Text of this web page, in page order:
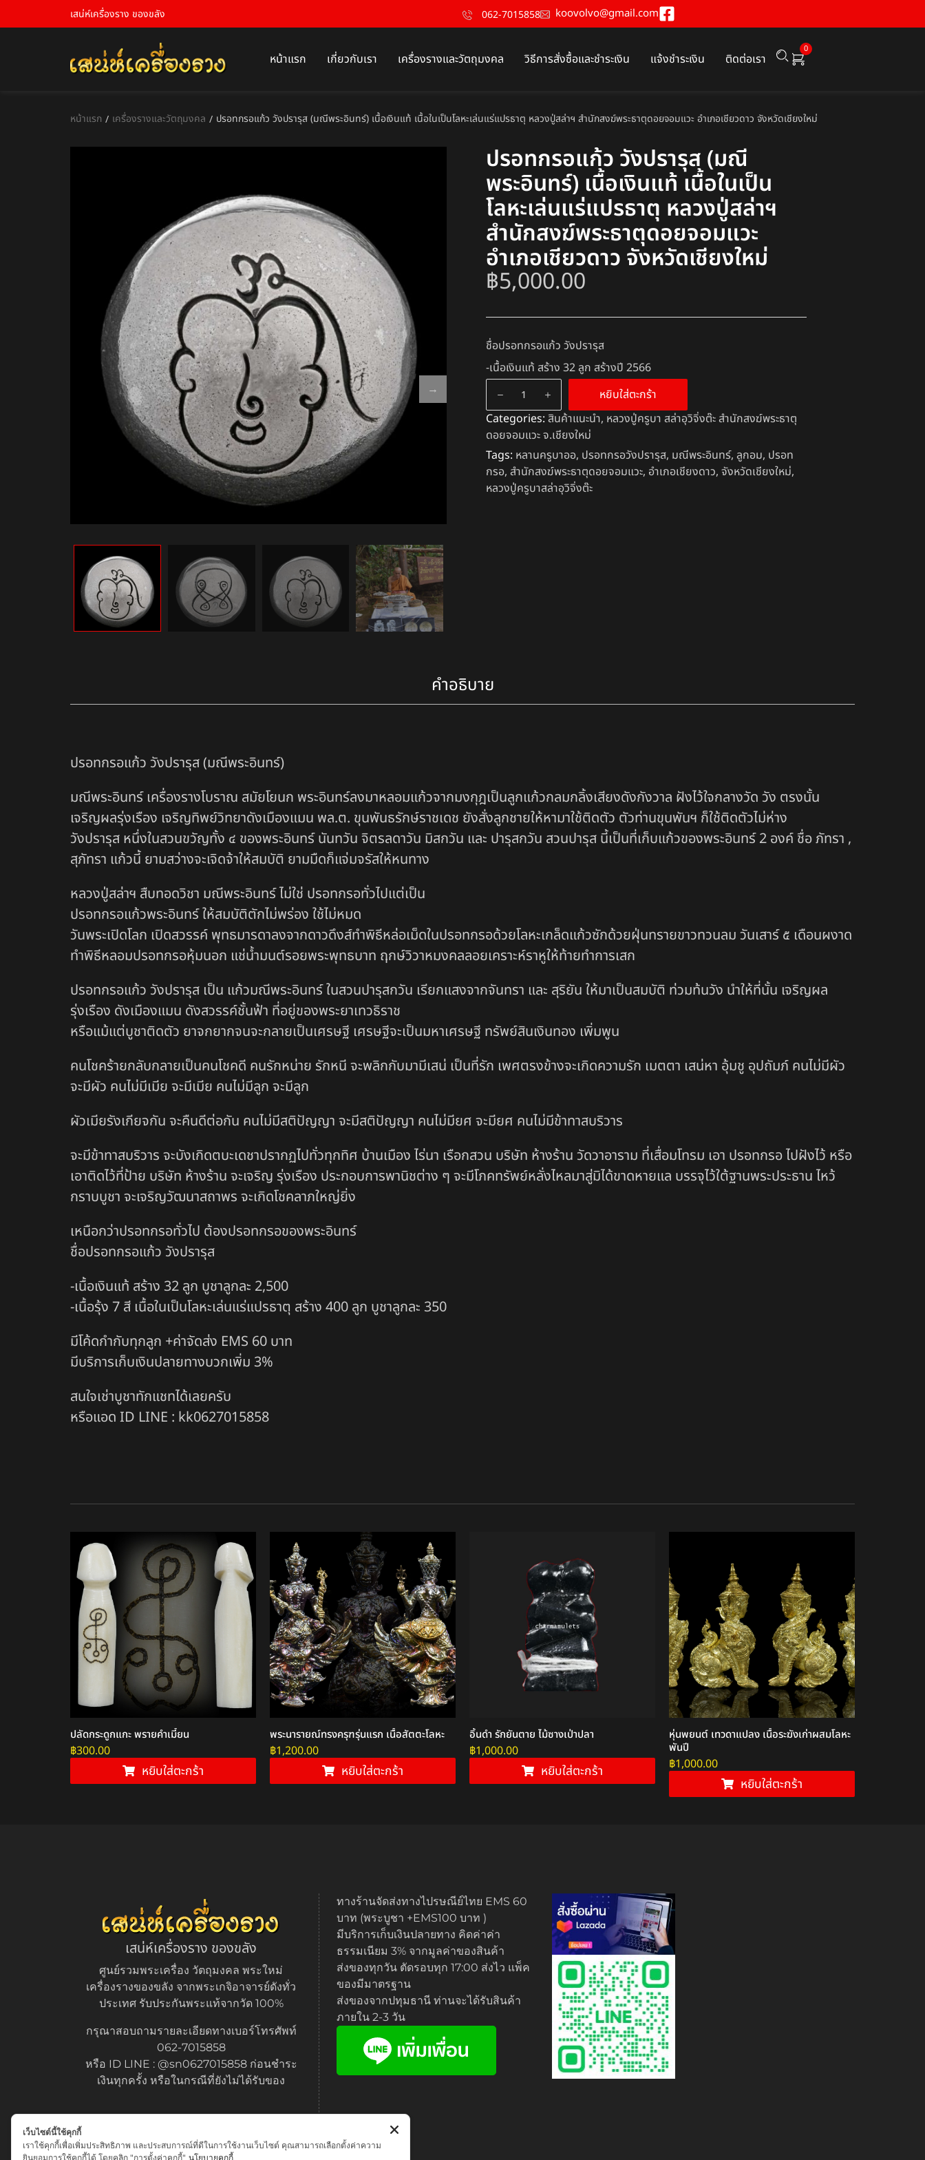
เสน่ห์เครื่องราง ของขลัง 062-7015858 koovolvo@gmail.com
หน้าแรก เกี่ยวกับเรา เครื่องรางและวัตถุมงคล วิธีการสั่งซื้อและชำระเงิน แจ้งชำระเงิน ติดต่อเรา
0
หน้าแรก / เครื่องรางและวัตถุมงคล / ปรอทกรอแก้ว วังปรารุส (มณีพระอินทร์) เนื้อเงินแท้ เนื้อในเป็นโลหะเล่นแร่แปรธาตุ หลวงปู่สล่าฯ สำนักสงฆ์พระธาตุดอยจอมแวะ อำเภอเชียวดาว จังหวัดเชียงใหม่
ปรอทกรอแก้ว วังปรารุส (มณี
พระอินทร์) เนื้อเงินแท้ เนื้อในเป็น
โลหะเล่นแร่แปรธาตุ หลวงปู่สล่าฯ
สำนักสงฆ์พระธาตุดอยจอมแวะ
อำเภอเชียวดาว จังหวัดเชียงใหม่
฿5,000.00
ชื่อปรอทกรอแก้ว วังปรารุส
-เนื้อเงินแท้ สร้าง 32 ลูก สร้างปี 2566
หยิบใส่ตะกร้า
Categories: สินค้าแนะนำ, หลวงปู่ครูบา สล่าอุวิจิ่งต๊ะ สำนักสงฆ์พระธาตุ
ดอยจอมแวะ จ.เชียงใหม่
Tags: หลานครูบาออ, ปรอทกรอวังปรารุส, มณีพระอินทร์,ลูกอม, ปรอท
กรอ,สำนักสงฆ์พระธาตุดอยจอมแวะ, อำเภอเชียงดาว,จังหวัดเชียงใหม่,
หลวงปู่ครูบาสล่าอุวิจิ่งต๊ะ
คำอธิบาย
ปรอทกรอแก้ว วังปรารุส (มณีพระอินทร์)
มณีพระอินทร์ เครื่องรางโบราณ สมัยโยนก พระอินทร์ลงมาหลอมแก้วจากมงกุฎเป็นลูกแก้วกลมกลิ้งเสียงดังกังวาล ฝังไว้ใจกลางวัด วัง ตรงนั้น
เจริญผลรุ่งเรือง เจริญทิพย์วิทยาดังเมืองแมน พล.ต. ขุนพันธรักษ์ราชเดช ยังสั่งลูกชายให้หามาใช้ติดตัว ตัวท่านขุนพันฯ ก็ใช้ติดตัวไม่ห่าง
วังปรารุส หนึ่งในสวนขวัญทั้ง ๔ ของพระอินทร์ นันทวัน จิตรลดาวัน มิสกวัน และ ปารุสกวัน สวนปารุส นี้เป็นที่เก็บแก้วของพระอินทร์ 2 องค์ ชื่อ ภัทรา ,
สุภัทรา แก้วนี้ ยามสว่างจะเจิดจ้าให้สมบัติ ยามมืดก็แจ่มจรัสให้หนทาง
หลวงปู่สล่าฯ สืบทอดวิชา มณีพระอินทร์ ไม่ใช่ ปรอทกรอทั่วไปแต่เป็น
ปรอทกรอแก้วพระอินทร์ ให้สมบัติตักไม่พร่อง ใช้ไม่หมด
วันพระเปิดโลก เปิดสวรรค์ พุทธมารดาลงจากดาวดึงส์ทำพิธีหล่อเม็ดในปรอทกรอด้วยโลหะเกล็ดแก้วซักด้วยฝุ่นทรายขาวทวนลม วันเสาร์ ๕ เดือนผงาด
ทำพิธีหลอมปรอทกรอหุ้มนอก แช่น้ำมนต์รอยพระพุทธบาท ฤกษ์วิวาหมงคลลอยเคราะห์ราหูให้ท้ายทำการเสก
ปรอทกรอแก้ว วังปรารุส เป็น แก้วมณีพระอินทร์ ในสวนปารุสกวัน เรียกแสงจากจันทรา และ สุริยัน ให้มาเป็นสมบัติ ท่วมท้นวัง นำให้ที่นั้น เจริญผล
รุ่งเรือง ดังเมืองแมน ดังสวรรค์ชั้นฟ้า ที่อยู่ของพระยาเทวธิราช
หรือแม้แต่บูชาติดตัว ยาจกยากจนจะกลายเป็นเศรษฐี เศรษฐีจะเป็นมหาเศรษฐี ทรัพย์สินเงินทอง เพิ่มพูน
คนโชคร้ายกลับกลายเป็นคนโชคดี คนรักหน่าย รักหนี จะพลิกกับมามีเสน่ เป็นที่รัก เพศตรงข้างจะเกิดความรัก เมตตา เสน่หา อุ้มชู อุปถัมภ์ คนไม่มีผัว
จะมีผัว คนไม่มีเมีย จะมีเมีย คนไม่มีลูก จะมีลูก
ผัวเมียรังเกียจกัน จะคืนดีต่อกัน คนไม่มีสติปัญญา จะมีสติปัญญา คนไม่มียศ จะมียศ คนไม่มีข้าทาสบริวาร
จะมีข้าทาสบริวาร จะบังเกิดตบะเดชาปรากฏไปทั่วทุกทิศ บ้านเมือง ไร่นา เรือกสวน บริษัท ห้างร้าน วัดวาอาราม ที่เสื่อมโทรม เอา ปรอทกรอ ไปฝังไว้ หรือ
เอาติดไว้ที่ป้าย บริษัท ห้างร้าน จะเจริญ รุ่งเรือง ประกอบการพานิชต่าง ๆ จะมีโภคทรัพย์หลั่งไหลมาสู่มิได้ขาดหายแล บรรจุไว้ใต้ฐานพระประธาน ไหว้
กราบบูชา จะเจริญวัฒนาสถาพร จะเกิดโชคลาภใหญ่ยิ่ง
เหนือกว่าปรอทกรอทั่วไป ต้องปรอทกรอของพระอินทร์
ชื่อปรอทกรอแก้ว วังปรารุส
-เนื้อเงินแท้ สร้าง 32 ลูก บูชาลูกละ 2,500
-เนื้อรุ้ง 7 สี เนื้อในเป็นโลหะเล่นแร่แปรธาตุ สร้าง 400 ลูก บูชาลูกละ 350
มีโค้ดกำกับทุกลูก +ค่าจัดส่ง EMS 60 บาท
มีบริการเก็บเงินปลายทางบวกเพิ่ม 3%
สนใจเช่าบูชาทักแชทได้เลยครับ
หรือแอด ID LINE : kk0627015858
ปลัดกระดูกแกะ พรายคำเมี้ยน
฿300.00
หยิบใส่ตะกร้า
พระนารายณ์ทรงครุฑรุ่นแรก เนื้อสัตตะโลหะ
฿1,200.00
หยิบใส่ตะกร้า
อิ้นดำ รักยันตาย ไม้ซางเป่าปลา
฿1,000.00
หยิบใส่ตะกร้า
หุ่นพยนต์ เทวดาแปลง เนื้อระฆังเก่าผสมโลหะ
พันปี
฿1,000.00
หยิบใส่ตะกร้า
เสน่ห์เครื่องราง ของขลัง
ศูนย์รวมพระเครื่อง วัตถุมงคล พระใหม่
เครื่องรางของขลัง จากพระเกจิอาจารย์ดังทั่ว
ประเทศ รับประกันพระแท้จากวัด 100%
กรุณาสอบถามรายละเอียดทางเบอร์โทรศัพท์
062-7015858
หรือ ID LINE : @sn0627015858 ก่อนชำระ
เงินทุกครั้ง หรือในกรณีที่ยังไม่ได้รับของ
ทางร้านจัดส่งทางไปรษณีย์ไทย EMS 60
บาท (พระบูชา +EMS100 บาท )
มีบริการเก็บเงินปลายทาง คิดค่าค่า
ธรรมเนียม 3% จากมูลค่าของสินค้า
ส่งของทุกวัน ตัดรอบทุก 17:00 ส่งไว แพ็ค
ของมีมาตรฐาน
ส่งของจากปทุมธานี ท่านจะได้รับสินค้า
ภายใน 2-3 วัน
เว็บไซต์นี้ใช้คุกกี้
เราใช้คุกกี้เพื่อเพิ่มประสิทธิภาพ และประสบการณ์ที่ดีในการใช้งานเว็บไซต์ คุณสามารถเลือกตั้งค่าความ
ยินยอมการใช้คุกกี้ได้ โดยคลิก "การตั้งค่าคุกกี้" นโยบายคุกกี้